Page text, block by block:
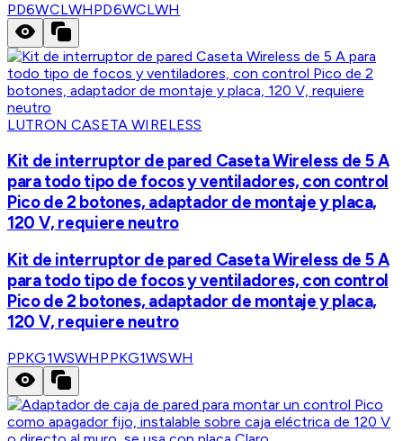
PD6WCLWHPD6WCLWH
LUTRON CASETA WIRELESS
Kit de interruptor de pared Caseta Wireless de 5 A
para todo tipo de focos y ventiladores, con control
Pico de 2 botones, adaptador de montaje y placa,
120 V, requiere neutro
Kit de interruptor de pared Caseta Wireless de 5 A
para todo tipo de focos y ventiladores, con control
Pico de 2 botones, adaptador de montaje y placa,
120 V, requiere neutro
PPKG1WSWHPPKG1WSWH